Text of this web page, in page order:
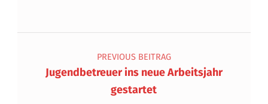
Beitragsnavigation
PREVIOUS BEITRAG
Jugendbetreuer ins neue Arbeitsjahr
gestartet